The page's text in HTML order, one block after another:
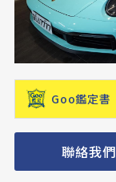
Goo鑑定書
聯絡我們